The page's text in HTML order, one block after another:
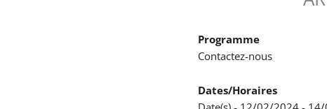
Programme
Contactez-nous
Dates/Horaires